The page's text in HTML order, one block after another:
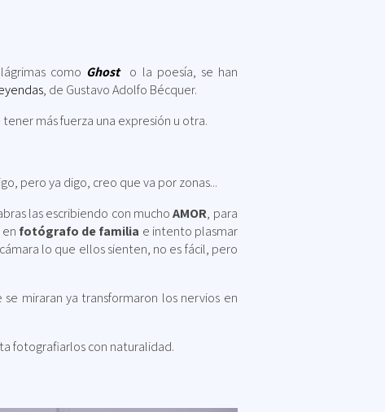
como Ghosto la poesía, se han
, de Gustavo Adolfo Bécquer.
más fuerza una expresión u otra.
pero ya digo, creo que va por zonas...
las escribiendo con muchoAMOR, para
fotógrafo de familia e intento plasmar
lo que ellos sienten, no es fácil, pero
miraran ya transformaron los nervios en
fotografiarlos con naturalidad.